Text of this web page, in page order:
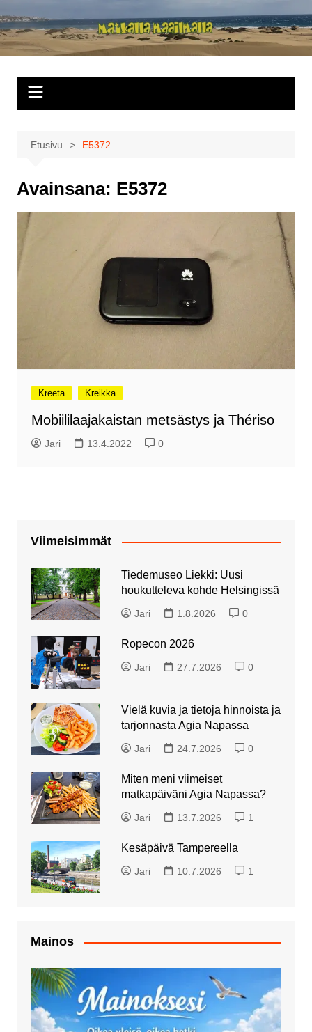
sisältöön
Matkalla
maailmalla
Etusivu E5372
Avainsana: E5372
Kreeta Kreikka
Mobiililaajakaistan metsästys ja Thériso
Jari 13.4.2022 0
Viimeisimmät
Tiedemuseo Liekki: Uusi
houkutteleva kohde Helsingissä
Jari 1.8.2026 0
Ropecon 2026
Jari 27.7.2026 0
Vielä kuvia ja tietoja hinnoista ja
tarjonnasta Agia Napassa
Jari 24.7.2026 0
Miten meni viimeiset
matkapäiväni Agia Napassa?
Jari 13.7.2026 1
Kesäpäivä Tampereella
Jari 10.7.2026 1
Mainos